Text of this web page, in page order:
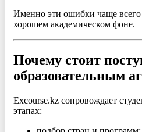
Именно эти ошибки чаще
хорошем академическом фоне.
Почему стоит
образовательным
Excourse.kz сопровождает
этапах: